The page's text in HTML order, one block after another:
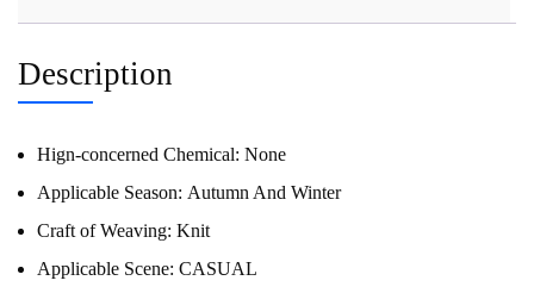
Description
Hign-concerned Chemical: None
Applicable Season: Autumn And Winter
Craft of Weaving: Knit
Applicable Scene: CASUAL